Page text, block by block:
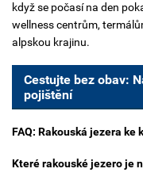
když se počasí na den
wellness centrům,
alpskou krajinu.
Cestujte bez obav:
pojištění
FAQ: Rakouská jezera ke
Které rakouské jezero je